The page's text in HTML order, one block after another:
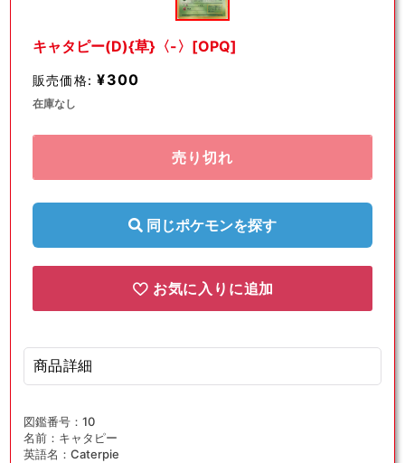
ィ
(1)
を
く
キャタピー(D){草}〈-〉[OPQ]
販売価格: ¥300
在庫なし
売り切れ
同じポケモンを探す
お気に入りに追加
商品詳細
図鑑番号：10
名前：キャタピー
英語名：Caterpie